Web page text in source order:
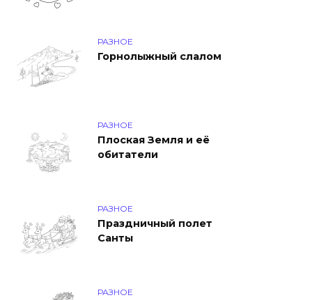
РАЗНОЕ
Горнолыжный слалом
РАЗНОЕ
Плоская Земля и её
обитатели
РАЗНОЕ
Праздничный полет
Санты
РАЗНОЕ